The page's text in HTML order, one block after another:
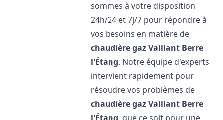
sommes à votre disposition
24h/24 et 7j/7 pour répondre à
vos besoins en matière de
chaudière gaz Vaillant Berre
l'Étang. Notre équipe d'experts
intervient rapidement pour
résoudre vos problèmes de
chaudière gaz Vaillant Berre
l'Étang, que ce soit pour une